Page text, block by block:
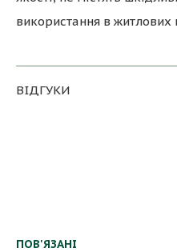
використання в
ВІДГУКИ
ПОВ'ЯЗАНІ